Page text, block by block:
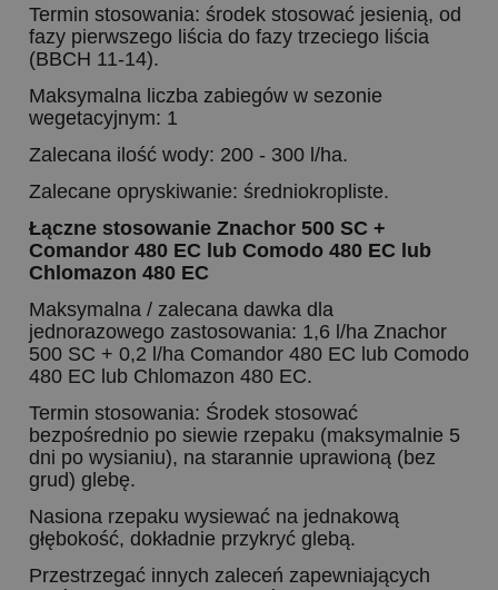
Termin stosowania: środek stosować jesienią, od
fazy pierwszego liścia do fazy trzeciego liścia
(BBCH 11-14).
Maksymalna liczba zabiegów w sezonie
wegetacyjnym: 1
Zalecana ilość wody: 200 - 300 l/ha.
Zalecane opryskiwanie: średniokropliste.
Łączne stosowanie Znachor 500 SC +
Comandor 480 EC lub Comodo 480 EC lub
Chlomazon 480 EC
Maksymalna / zalecana dawka dla
jednorazowego zastosowania: 1,6 l/ha Znachor
500 SC + 0,2 l/ha Comandor 480 EC lub Comodo
480 EC lub Chlomazon 480 EC.
Termin stosowania: Środek stosować
bezpośrednio po siewie rzepaku (maksymalnie 5
dni po wysianiu), na starannie uprawioną (bez
grud) glebę.
Nasiona rzepaku wysiewać na jednakową
głębokość, dokładnie przykryć glebą.
Przestrzegać innych zaleceń zapewniających